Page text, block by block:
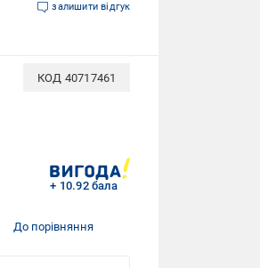
залишити відгук
КОД 40717461
+ 10.92 бала
До порівняння